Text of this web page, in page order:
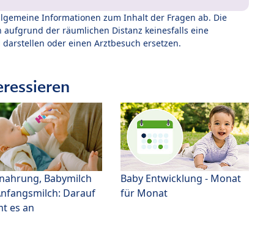
Informationen zum Inhalt der Fragen ab. Die
der räumlichen Distanz keinesfalls eine
oder einen Arztbesuch ersetzen.
Babymilch
Darauf
es an
Baby Entwicklung - Monat
für Monat